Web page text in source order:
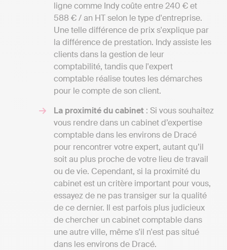
ligne comme Indy coûte entre 240 € et
588 € / an HT selon le type d'entreprise.
Une telle différence de prix s'explique par
la différence de prestation. Indy assiste les
clients dans la gestion de leur
comptabilité, tandis que l'expert
comptable réalise toutes les démarches
pour le compte de son client.
La proximité du cabinet : Si vous souhaitez
vous rendre dans un cabinet d’expertise
comptable dans les environs de Dracé
pour rencontrer votre expert, autant qu’il
soit au plus proche de votre lieu de travail
ou de vie. Cependant, si la proximité du
cabinet est un critère important pour vous,
essayez de ne pas transiger sur la qualité
de ce dernier. Il est parfois plus judicieux
de chercher un cabinet comptable dans
une autre ville, même s'il n'est pas situé
dans les environs de Dracé.